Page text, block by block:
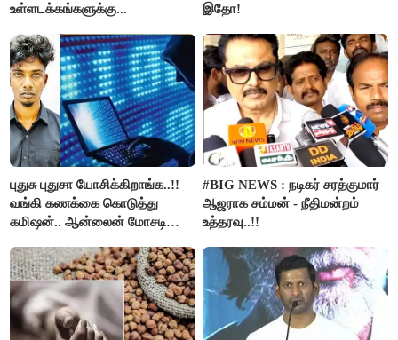
உள்ளடக்கங்களுக்கு...
இதோ!
புதுசு புதுசா யோசிக்கிறாங்க..!!
வங்கி கணக்கை கொடுத்து
கமிஷன்.. ஆன்லைன் மோசடி
கைது..!!
#BIG NEWS : நடிகர் சரத்குமார்
ஆஜராக சம்மன் - நீதிமன்றம்
உத்தரவு..!!